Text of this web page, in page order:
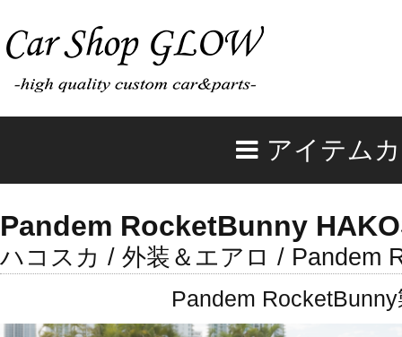
アイテム
Pandem RocketBunny
ハコスカ / 外装＆エアロ / Pandem
Pandem